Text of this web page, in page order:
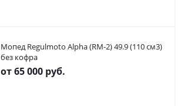
Мопед Regulmoto Alpha (RM-2) 49.9 (110 см3)
без кофра
от65 000 руб.